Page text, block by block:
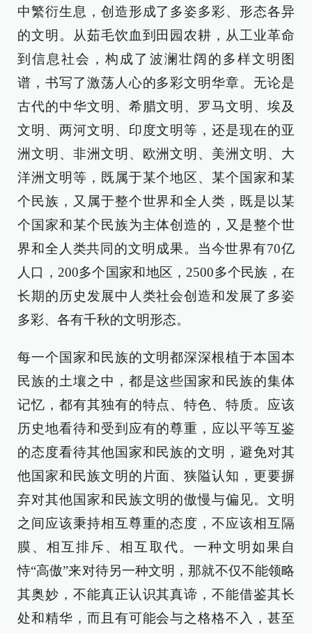
中繁衍生息，创造形成了多姿多彩、形态各异
的文明。从茹毛饮血到田园农耕，从工业革命
到信息社会，构成了波澜壮阔的多样文明图
谱，书写了激荡人心的多彩文明华章。无论是
古代的中华文明、希腊文明、罗马文明、埃及
文明、两河文明、印度文明等，还是现在的亚
洲文明、非洲文明、欧洲文明、美洲文明、大
洋洲文明等，既属于某个地区、某个国家和某
个民族，又属于整个世界和全人类，既是以某
个国家和某个民族为主体创造的，又是整个世
界和全人类共同的文明成果。当今世界有70亿
人口，200多个国家和地区，2500多个民族，在
长期的历史发展中人类社会创造和发展了多姿
多彩、各有千秋的文明形态。
每一个国家和民族的文明都深深根植于本国本
民族的土壤之中，都是这些国家和民族的集体
记忆，都有其独有的特点、特色、特质。应该
历史地看待和受到应有的尊重，应以平等互鉴
的态度看待其他国家和民族的文明，避免对其
他国家和民族文明的片面、狭隘认知，更要摒
弃对其他国家和民族文明的傲慢与偏见。文明
之间应该秉持相互尊重的态度，不应该相互隔
膜、相互排斥、相互取代。一种文明如果自
恃“高傲”来对待另一种文明，那就不仅不能领略
其奥妙，不能真正认识其真谛，不能借鉴其长
处和精华，而且有可能会与之格格不入，甚至